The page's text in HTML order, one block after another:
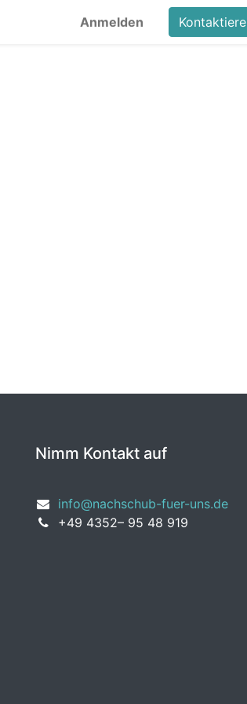
Anmelden
Nimm Kontakt auf
info@nachschub-fuer-uns.de
+49 4352– 95 48 919